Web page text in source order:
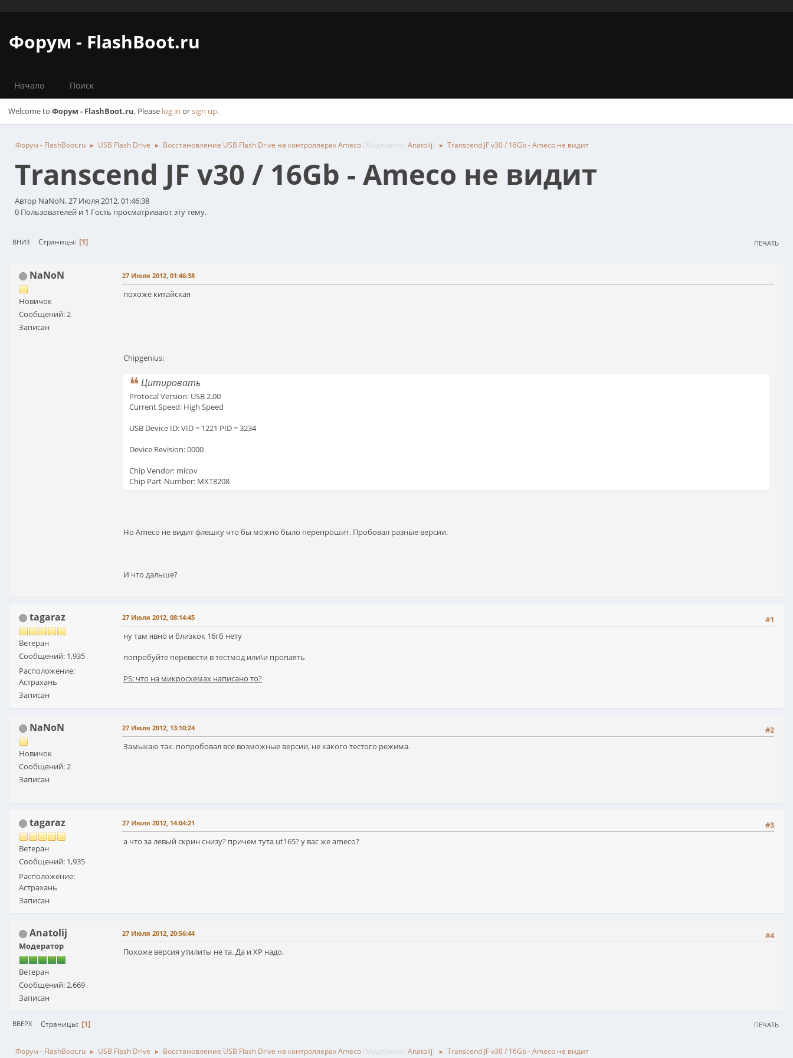
Форум - FlashBoot.ru
Начало Поиск
Welcome to Форум - FlashBoot.ru. Please log in orsign up.
Форум - FlashBoot.ru ► USB Flash Drive ► Восстановление USB Flash Drive на контроллерах Ameco (Модератор: Anatolij) ► Transcend JF v30 / 16Gb - Ameco не видит
Transcend JF v30 / 16Gb - Ameco не видит
Автор NaNoN, 27 Июля 2012, 01:46:38
0 Пользователей и 1 Гость просматривают эту тему.
ПЕЧАТЬ
ВНИЗ Страницы 1
NaNoN
Новичок
Сообщений: 2
Записан
27 Июля 2012, 01:46:38
похоже китайская
Chipgenius:
Цитировать
Protocal Version: USB 2.00
Current Speed: High Speed
USB Device ID: VID = 1221 PID = 3234
Device Revision: 0000
Chip Vendor: micov
Chip Part-Number: MXT8208
Но Ameco не видит флешку что бы можно было перепрошит. Пробовал разные версии.
И что дальше?
tagaraz
Ветеран
Сообщений: 1,935
Расположение:
Астрахань
Записан
#1
27 Июля 2012, 08:14:45
ну там явно и близкок 16гб нету
попробуйте перевести в тестмод или\и пропаять
PS: что на микросхемах написано то?
NaNoN
Новичок
Сообщений: 2
Записан
#2
27 Июля 2012, 13:10:24
Замыкаю так. попробовал все возможные версии, не какого тестого режима.
tagaraz
Ветеран
Сообщений: 1,935
Расположение:
Астрахань
Записан
#3
27 Июля 2012, 14:04:21
а что за левый скрин снизу? причем тута ut165? у вас же ameco?
Anatolij
Модератор
Ветеран
Сообщений: 2,669
Записан
#4
27 Июля 2012, 20:56:44
Похоже версия утилиты не та. Да и ХР надо.
ПЕЧАТЬ
ВВЕРХ Страницы 1
Форум - FlashBoot.ru ► USB Flash Drive ► Восстановление USB Flash Drive на контроллерах Ameco (Модератор: Anatolij) ► Transcend JF v30 / 16Gb - Ameco не видит